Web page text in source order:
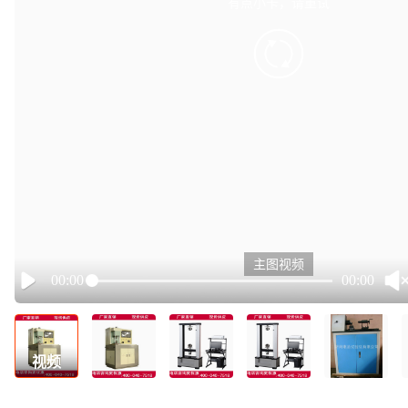
Play
00:00 00:00
主图视频
视频